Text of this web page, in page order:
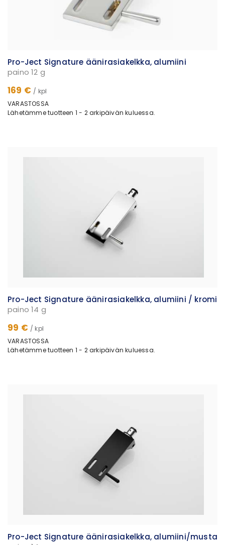
Pro-Ject Signature äänirasiakelkka, alumiini
paino 12 g
169 € / kpl
VARASTOSSA
Lähetämme tuotteen 1 - 2 arkipäivän kuluessa.
Pro-Ject Signature äänirasiakelkka, alumiini / kromi
paino 14 g
99 € / kpl
VARASTOSSA
Lähetämme tuotteen 1 - 2 arkipäivän kuluessa.
Pro-Ject Signature äänirasiakelkka, alumiini/musta